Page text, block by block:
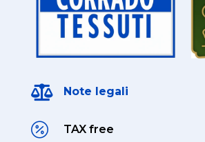
 Note legali
 TAX free